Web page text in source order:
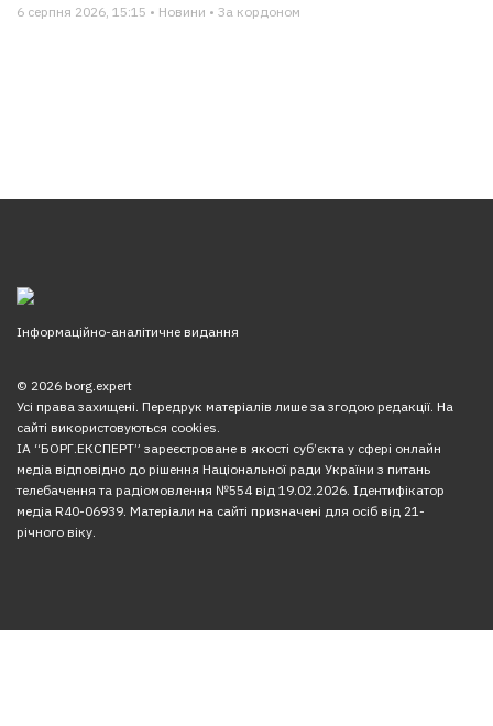
6 серпня 2026, 15:15 • Новини • За кордоном
Інформаційно-аналітичне видання
© 2026 borg.expert
Усі права захищені. Передрук матеріалів лише за згодою редакції. На
сайті використовуються cookies.
ІА “БОРГ.ЕКСПЕРТ” зареєстроване в якості суб’єкта у сфері онлайн
медіа відповідно до рішення Національної ради України з питань
телебачення та радіомовлення №554 від 19.02.2026. Ідентифікатор
медіа R40-06939. Матеріали на сайті призначені для осіб від 21-
річного віку.